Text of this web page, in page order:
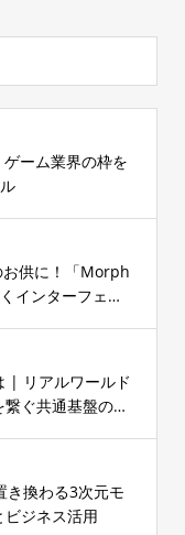
ーム業界の枠を
供に！「Morph
インターフェー
| リアルワールド
ぐ共通基盤の設
き換わる3次元モ
ジネス活用